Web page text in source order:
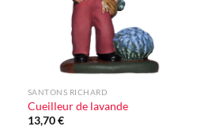
SANTONS RICHARD
Cueilleur de lavande
13,70€